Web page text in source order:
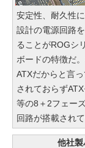
安定性、耐久性
設計の電源回路
ることがROGシ
ボードの特徴だ
ATXだからと言
されておらず
等の8＋2フェー
回路が搭載され
他社